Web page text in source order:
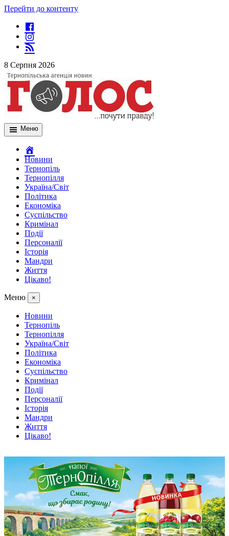
Перейти до контенту
8 Серпня 2026
Меню
Новини
Тернопіль
Тернопілля
Україна/Світ
Політика
Економіка
Суспільство
Кримінал
Події
Персоналії
Історія
Мандри
Життя
Цікаво!
Меню ×
Новини
Тернопіль
Тернопілля
Україна/Світ
Політика
Економіка
Суспільство
Кримінал
Події
Персоналії
Історія
Мандри
Життя
Цікаво!